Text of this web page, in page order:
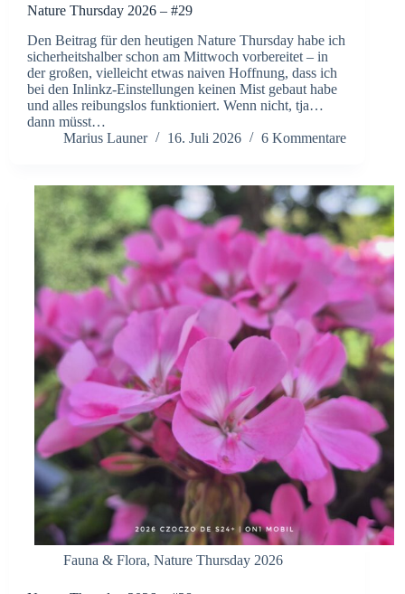
Nature Thursday 2026 – #29
Den Beitrag für den heutigen Nature Thursday habe ich
sicherheitshalber schon am Mittwoch vorbereitet – in
der großen, vielleicht etwas naiven Hoffnung, dass ich
bei den Inlinkz-Einstellungen keinen Mist gebaut habe
und alles reibungslos funktioniert. Wenn nicht, tja…
dann müsst…
Marius Launer
16. Juli 2026 6 Kommentare
Fauna & Flora, Nature Thursday 2026